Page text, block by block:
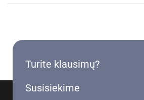
Turite klausimų?
Susisiekime